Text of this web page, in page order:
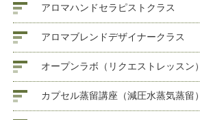
アロマハンドセラピストクラス
アロマブレンドデザイナークラス
オープンラボ（リクエストレッスン）
カプセル蒸留講座（減圧水蒸気蒸留）